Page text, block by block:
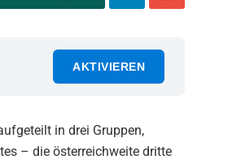
AKTIVIEREN
in drei Gruppen,
– die österreichweite dritte